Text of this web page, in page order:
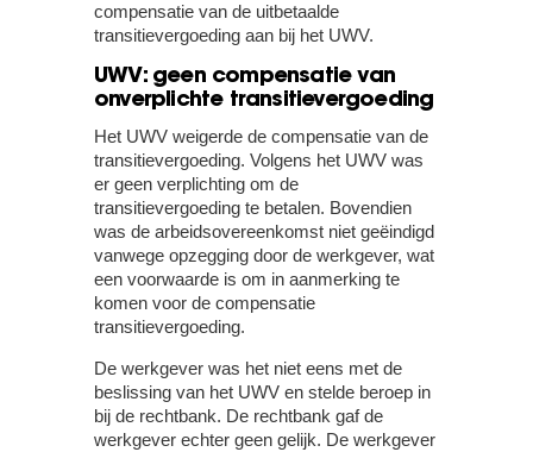
compensatie van de uitbetaalde
transitievergoeding aan bij het UWV.
UWV: geen compensatie van
onverplichte transitievergoeding
Het UWV weigerde de compensatie van de
transitievergoeding. Volgens het UWV was
er geen verplichting om de
transitievergoeding te betalen. Bovendien
was de arbeidsovereenkomst niet geëindigd
vanwege opzegging door de werkgever, wat
een voorwaarde is om in aanmerking te
komen voor de compensatie
transitievergoeding.
De werkgever was het niet eens met de
beslissing van het UWV en stelde beroep in
bij de rechtbank. De rechtbank gaf de
werkgever echter geen gelijk. De werkgever